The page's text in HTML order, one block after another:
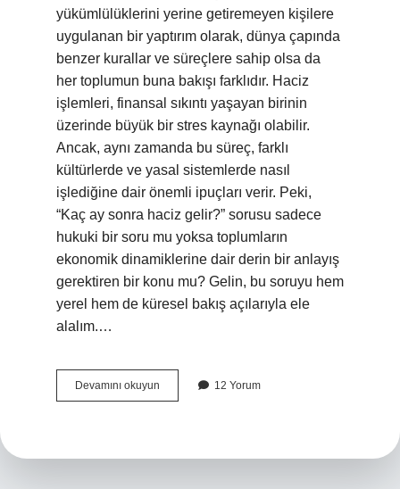
yükümlülüklerini yerine getiremeyen kişilere
uygulanan bir yaptırım olarak, dünya çapında
benzer kurallar ve süreçlere sahip olsa da
her toplumun buna bakışı farklıdır. Haciz
işlemleri, finansal sıkıntı yaşayan birinin
üzerinde büyük bir stres kaynağı olabilir.
Ancak, aynı zamanda bu süreç, farklı
kültürlerde ve yasal sistemlerde nasıl
işlediğine dair önemli ipuçları verir. Peki,
“Kaç ay sonra haciz gelir?” sorusu sadece
hukuki bir soru mu yoksa toplumların
ekonomik dinamiklerine dair derin bir anlayış
gerektiren bir konu mu? Gelin, bu soruyu hem
yerel hem de küresel bakış açılarıyla ele
alalım.…
Devamını okuyun
ay
12 Yorum